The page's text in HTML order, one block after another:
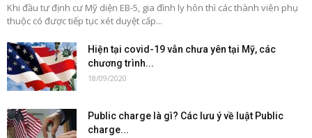
Khi đầu tư định cư Mỹ diện EB-5, gia đình ly hôn thì các thành viên phụ
thuộc có được tiếp tục xét duyệt cấp...
Hiện tại covid-19 vẫn chưa yên tại Mỹ, các
chương trình...
18/09/2020
Public charge là gì? Các lưu ý về luật Public
charge...